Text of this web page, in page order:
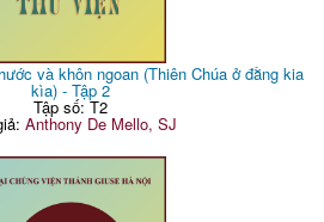
và khôn ngoan (Thiên Chúa ở đằng kia
kìa) - Tập 2
Tập số: T2
Anthony De Mello, SJ